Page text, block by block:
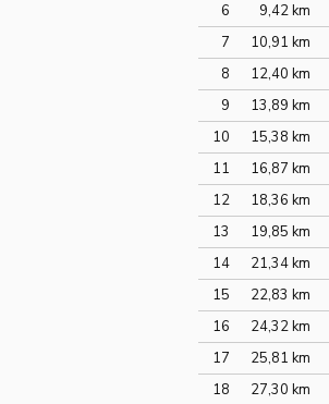
6
9,42 km
7
10,91 km
8
12,40 km
9
13,89 km
10
15,38 km
11
16,87 km
12
18,36 km
13
19,85 km
14
21,34 km
15
22,83 km
16
24,32 km
17
25,81 km
18
27,30 km